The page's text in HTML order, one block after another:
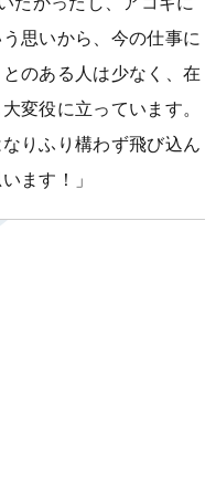
思いから、今の仕事に
のある人は少なく、在
変役に立っています。
りふり構わず飛び込ん
ます！」